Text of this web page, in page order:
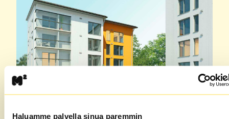
Haluamme palvella sinua paremmin